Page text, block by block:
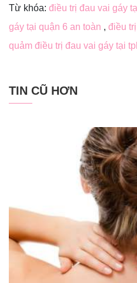
Từ khóa: điều trị đau vai gáy
gáy tại quận 6 an toàn , điều
quảm điều trị đau vai gáy tại
TIN CŨ HƠN